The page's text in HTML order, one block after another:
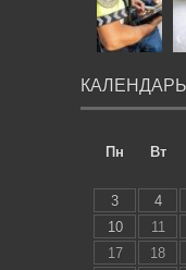
КАЛЕНДАРЬ
Пн
Вт
3
4
10
11
17
18